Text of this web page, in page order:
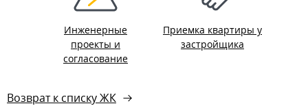
Инженерные
проекты и
согласование
Приемка квартиры у
застройщика
Возврат к списку ЖК